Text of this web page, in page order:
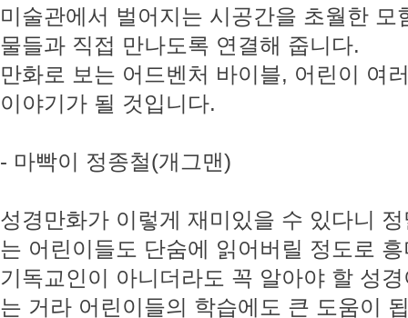
미술관에서 벌어지는 시공간을 초월한
물들과 직접 만나도록 연결해 줍니다.
만화로 보는 어드벤처 바이블, 어린이 여
이야기가 될 것입니다.
- 마빡이 정종철(개그맨)
성경만화가 이렇게 재미있을 수 있다니
는 어린이들도 단숨에 읽어버릴 정도로
기독교인이 아니더라도 꼭 알아야 할 성
는 거라 어린이들의 학습에도 큰 도움이